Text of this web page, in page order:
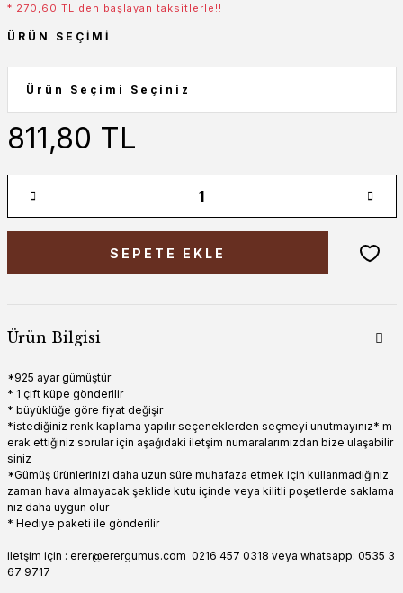
* 270,60 TL den başlayan taksitlerle!!
ÜRÜN SEÇIMI
811,80 TL
SEPETE EKLE
Ürün Bilgisi
*925 ayar gümüştür
* 1 çift küpe gönderilir
* büyüklüğe göre fiyat değişir
*istediğiniz renk kaplama yapılır seçeneklerden seçmeyi unutmayınız* m
erak ettiğiniz sorular için aşağıdaki iletşim numaralarımızdan bize ulaşabilir
siniz
*Gümüş ürünlerinizi daha uzun süre muhafaza etmek için kullanmadığınız
zaman hava almayacak şeklide kutu içinde veya kilitli poşetlerde saklama
nız daha uygun olur
* Hediye paketi ile gönderilir
iletşim için : erer@erergumus.com 0216 457 0318 veya whatsapp: 0535 3
67 9717